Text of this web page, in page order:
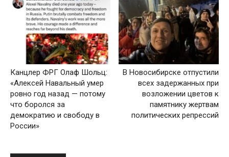
Канцлер ФРГ Олаф Шольц:
«Алексей Навальный умер
ровно год назад — потому
что боролся за
демократию и свободу в
России»
В Новосибирске отпустили
всех задержанных при
возложении цветов к
памятнику жертвам
политических репрессий